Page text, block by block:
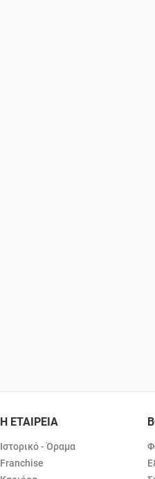
Η ΕΤΑΙΡΕΙΑ
Ιστορικό - Όραμα
Franchise